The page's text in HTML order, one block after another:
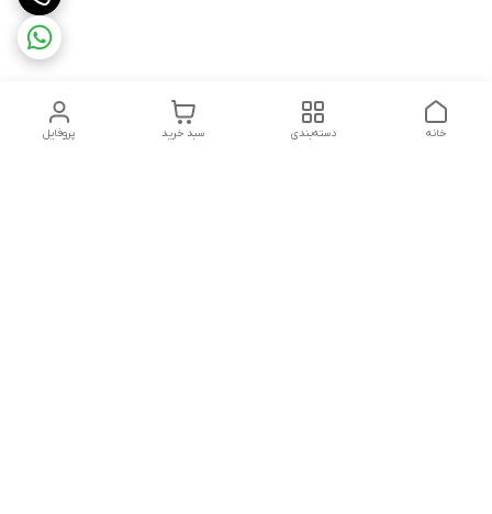
پروفایل سبد خرید دسته‌بندی خانه